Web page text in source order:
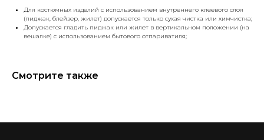
Для костюмных изделий с использованием внутреннего клеевого слоя
(пиджак, блейзер, жилет) допускается только сухая чистка или химчистка;
Допускается гладить пиджак или жилет в вертикальном положении (на
вешалке) с использованием бытового отпариватиля;
Смотрите также